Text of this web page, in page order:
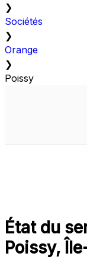
❯
Sociétés
❯
Orange
❯
Poissy
État du
Poissy,